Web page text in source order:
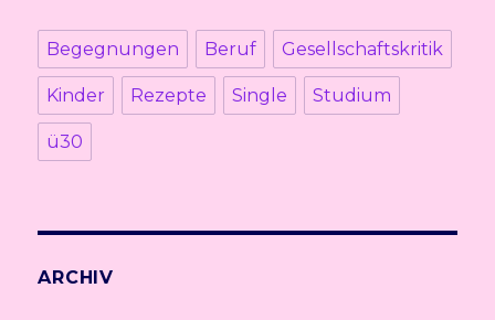
Begegnungen Beruf Gesellschaftskritik
Kinder Rezepte Single Studium
ü30
ARCHIV